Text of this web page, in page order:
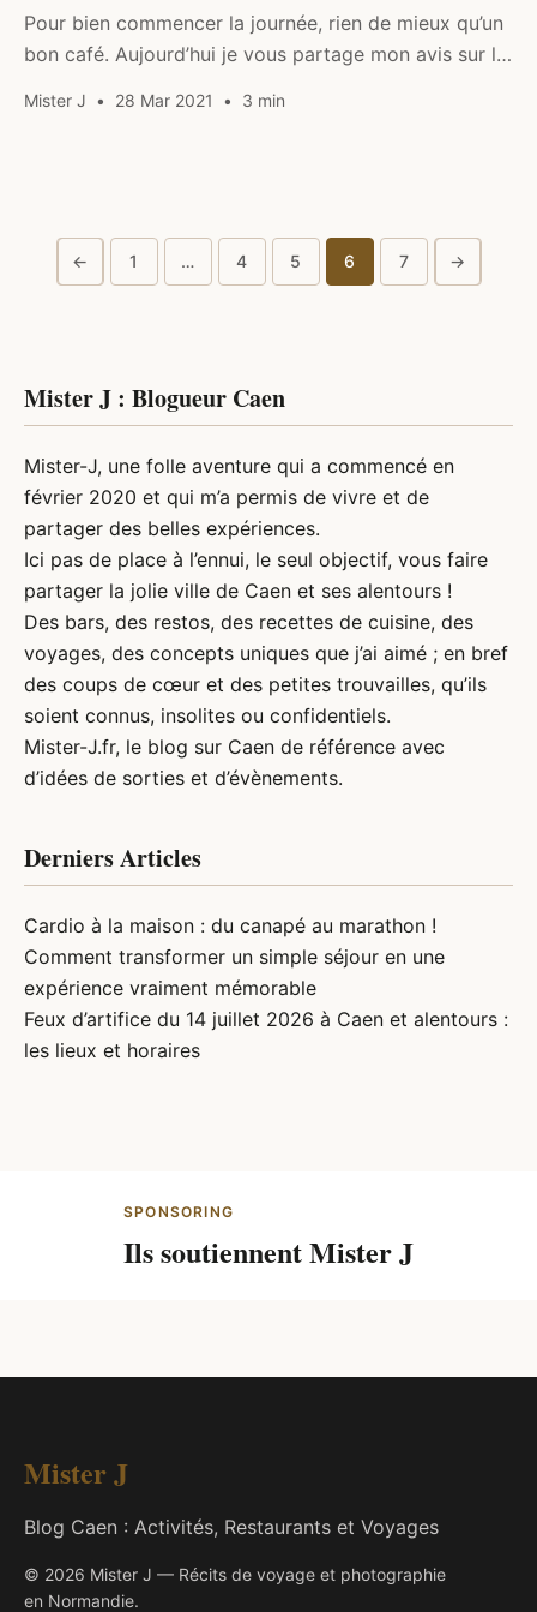
Pour bien commencer la journée, rien de mieux qu’un
bon café. Aujourd’hui je vous partage mon avis sur la
Mister J 28 Mar 2021 3 min
Pagination
← 1 … 4 5 6 7 →
Mister J : Blogueur Caen
Mister-J, une folle aventure qui a commencé en
février 2020 et qui m’a permis de vivre et de
partager des belles expériences.
Ici pas de place à l’ennui, le seul objectif, vous faire
partager la jolie ville de Caen et ses alentours !
Des bars, des restos, des recettes de cuisine, des
voyages, des concepts uniques que j’ai aimé ; en bref
des coups de cœur et des petites trouvailles, qu’ils
soient connus, insolites ou confidentiels.
Mister-J.fr, le blog sur Caen de référence avec
d’idées de sorties et d’évènements.
Derniers Articles
Cardio à la maison : du canapé au marathon !
Comment transformer un simple séjour en une
expérience vraiment mémorable
Feux d’artifice du 14 juillet 2026 à Caen et alentours :
les lieux et horaires
SPONSORING
Ils soutiennent Mister J
Mister J
Blog Caen : Activités, Restaurants et Voyages
© 2026 Mister J — Récits de voyage et photographie
en Normandie.